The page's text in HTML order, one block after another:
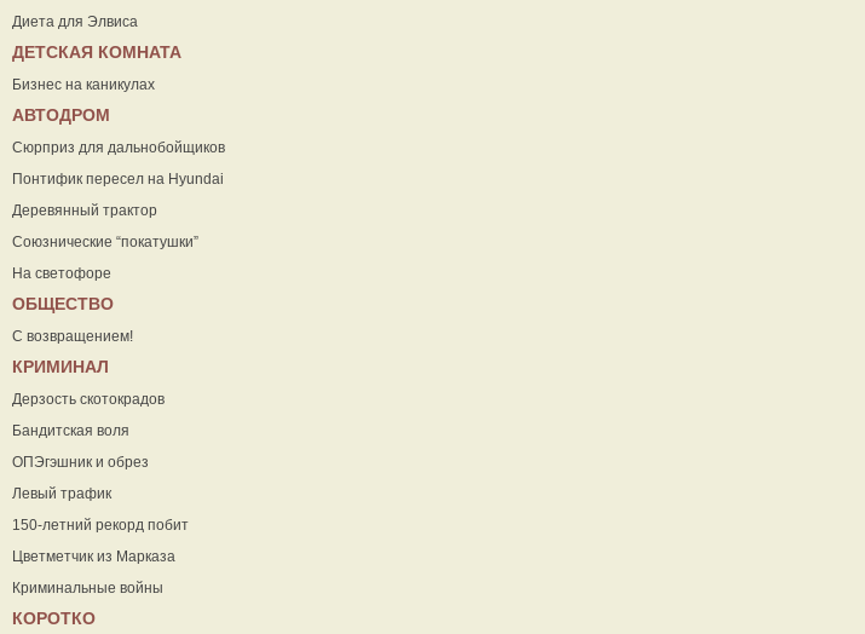
Диета для Элвиса
ДЕТСКАЯ КОМНАТА
Бизнес на каникулах
АВТОДРОМ
Сюрприз для дальнобойщиков
Понтифик пересел на Hyundai
Деревянный трактор
Союзнические “покатушки”
На светофоре
ОБЩЕСТВО
С возвращением!
КРИМИНАЛ
Дерзость скотокрадов
Бандитская воля
ОПЭгэшник и обрез
Левый трафик
150-летний рекорд побит
Цветметчик из Марказа
Криминальные войны
КОРОТКО